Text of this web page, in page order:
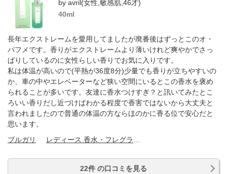
by avril(女性,敏感肌,46才)
40ml
長年エクストレームを愛用してましたが廃番後はずっとこのオ・
パフメです。香りがエクストレームより薄いけれど爽やかでさっ
ぱりしているのに女性らしい香りでお気に入りです。
私は体温が高いので(平熱が36度8分)少量でも香りが立ちやすいの
か、車の中やエレベーターなど狭い空間にいるとこの香水を褒め
られることが多いです。友達に香水つけすぎ？と訊いてみたとこ
ろいい香りだし近づけばわかる程度で香害ではないから大丈夫と
言われましたので普通の体温の方ならほのかに香る位で安心だと
思います。
ブルガリ
22件 の口コミを見る